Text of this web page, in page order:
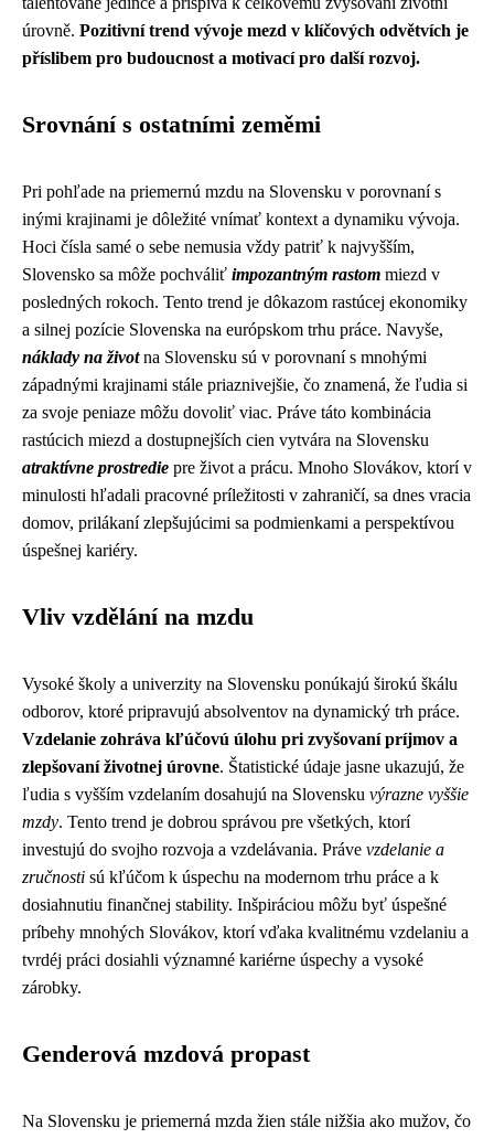
úrovně. Pozitivní trend vývoje mezd v klíčových odvětvích je
příslibem pro budoucnost a motivací pro další rozvoj.
Srovnání s ostatními zeměmi
Pri pohľade na priemernú mzdu na Slovensku v porovnaní s
inými krajinami je dôležité vnímať kontext a dynamiku vývoja.
Hoci čísla samé o sebe nemusia vždy patriť k najvyšším,
Slovensko sa môže pochváliť impozantným rastom miezd v
posledných rokoch. Tento trend je dôkazom rastúcej ekonomiky
a silnej pozície Slovenska na európskom trhu práce. Navyše,
náklady na životna Slovensku sú v porovnaní s mnohými
západnými krajinami stále priaznivejšie, čo znamená, že ľudia si
za svoje peniaze môžu dovoliť viac. Práve táto kombinácia
rastúcich miezd a dostupnejších cien vytvára na Slovensku
atraktívne prostredie pre život a prácu. Mnoho Slovákov, ktorí v
minulosti hľadali pracovné príležitosti v zahraničí, sa dnes vracia
domov, prilákaní zlepšujúcimi sa podmienkami a perspektívou
úspešnej kariéry.
Vliv vzdělání na mzdu
Vysoké školy a univerzity na Slovensku ponúkajú širokú škálu
odborov, ktoré pripravujú absolventov na dynamický trh práce.
Vzdelanie zohráva kľúčovú úlohu pri zvyšovaní príjmov a
zlepšovaní životnej úrovne. Štatistické údaje jasne ukazujú, že
ľudia s vyšším vzdelaním dosahujú na Slovensku výrazne vyššie
mzdy. Tento trend je dobrou správou pre všetkých, ktorí
investujú do svojho rozvoja a vzdelávania. Práve vzdelanie a
zručnosti sú kľúčom k úspechu na modernom trhu práce a k
dosiahnutiu finančnej stability. Inšpiráciou môžu byť úspešné
príbehy mnohých Slovákov, ktorí vďaka kvalitnému vzdelaniu a
tvrdéj práci dosiahli významné kariérne úspechy a vysoké
zárobky.
Genderová mzdová propast
Na Slovensku je priemerná mzda žien stále nižšia ako mužov, čo